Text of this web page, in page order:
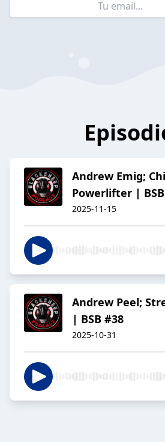
Andrew Emig;
Powerlifter |
2025-11-15
Andrew Peel;
| BSB #38
2025-10-31